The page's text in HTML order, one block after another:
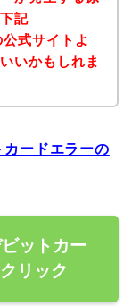
記
式サイトよ
いかもしれま
ードエラーの
ットカー
リック